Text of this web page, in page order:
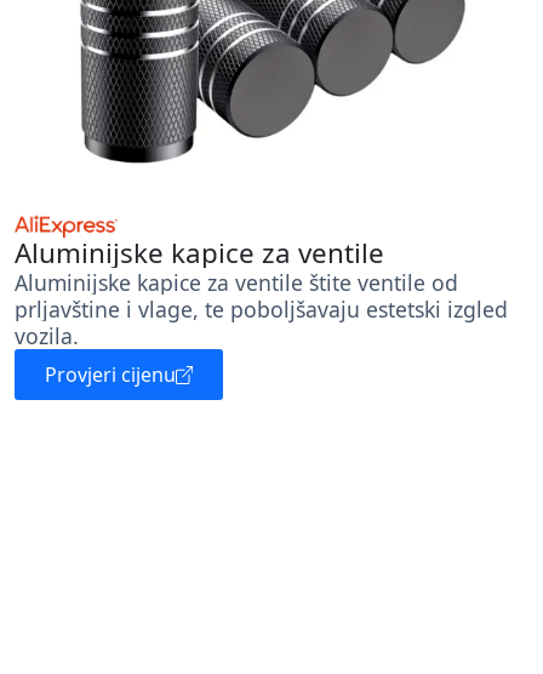
Aluminijske kapice za ventile
Aluminijske kapice za ventile štite ventile od
prljavštine i vlage, te poboljšavaju estetski izgled
vozila.
Provjeri cijenu